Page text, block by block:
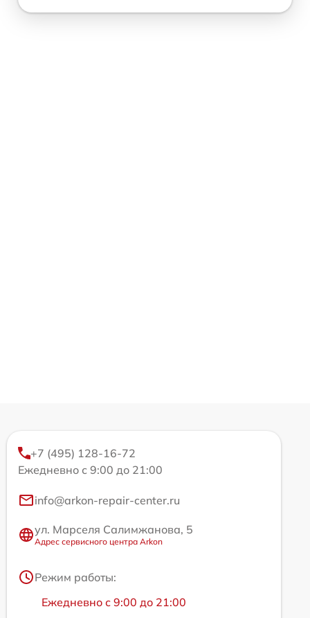
+7 (495) 128-16-72
Ежедневно с 9:00 до 21:00
info@arkon-repair-center.ru
ул. Марселя Салимжанова, 5
Адрес сервисного центра Arkon
Режим работы:
Ежедневно с 9:00 до 21:00